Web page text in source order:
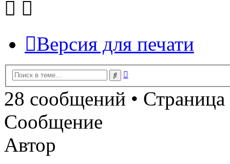
Версия для печати
Поиск
28 сообщений • Страница
Сообщение
Автор